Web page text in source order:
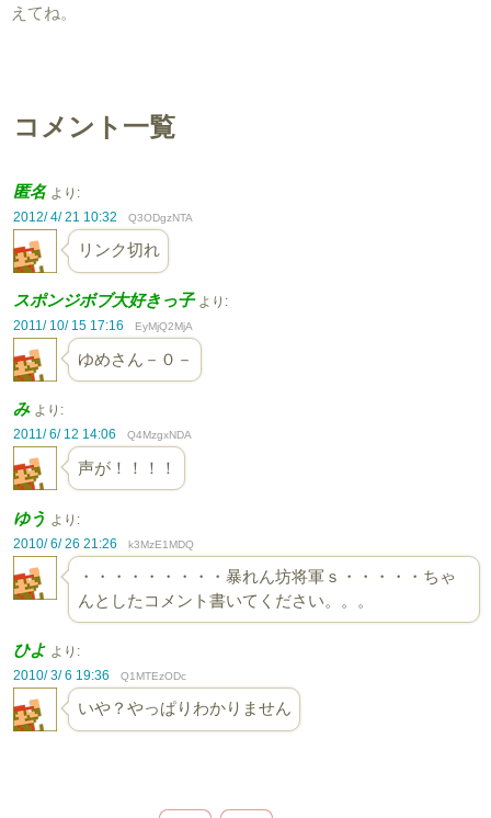
えてね。
コメント一覧
匿名 より:
2012/ 4/ 21 10:32
Q3ODgzNTA
リンク切れ
スポンジボブ大好きっ子 より:
2011/ 10/ 15 17:16
EyMjQ2MjA
ゆめさん－０－
み より:
2011/ 6/ 12 14:06
Q4MzgxNDA
声が！！！！
ゆう より:
2010/ 6/ 26 21:26
k3MzE1MDQ
・・・・・・・・・暴れん坊将軍ｓ・・・・・ちゃ
んとしたコメント書いてください。。。
ひよ より:
2010/ 3/ 6 19:36
Q1MTEzODc
いや？やっぱりわかりません